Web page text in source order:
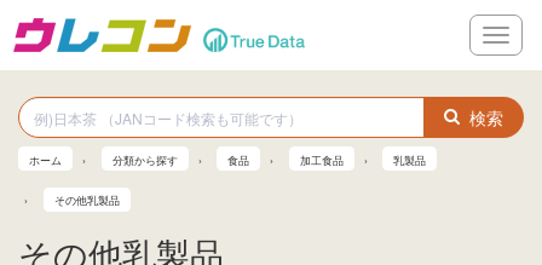
メ
ニ
ー
検索
ホーム 分類から探す 食品 加工食品 乳製品
その他乳製品
その他乳製品